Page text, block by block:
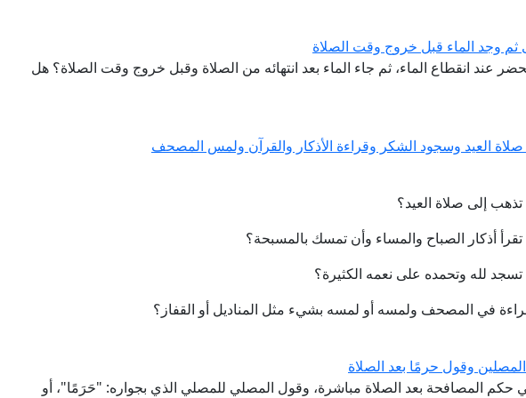
وجد الماء قبل خروج وقت الصلاة
عند انقطاع الماء، ثم جاء الماء بعد انتهائه من الصلاة وقبل خروج وقت الصلاة؟ هل
العيد وسجود الشكر وقراءة الأذكار والقرآن ولمس المصحف
وقول حرمًا بعد الصلاة
حكم المصافحة بعد الصلاة مباشرة، وقول المصلي للمصلي الذي بجواره: "حَرَمًا"، أو